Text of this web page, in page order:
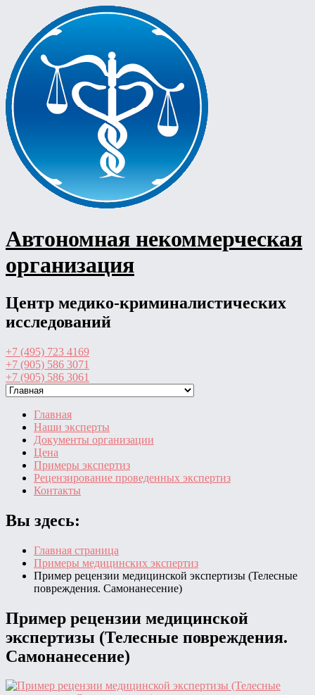
содержимому
Автономная некоммерческая
организация
Центр медико-криминалистических
исследований
+7 (495) 723 4169
+7 (905) 586 3071
+7 (905) 586 3061
Главная
Наши эксперты
Документы организации
Цена
Примеры экспертиз
Рецензирование проведенных экспертиз
Контакты
Вы здесь:
Главная страница
Примеры медицинских экспертиз
Пример рецензии медицинской экспертизы (Телесные
повреждения. Самонанесение)
Пример рецензии медицинской
экспертизы (Телесные повреждения.
Самонанесение)